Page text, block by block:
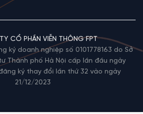
CỔ PHẦN VIỄN THÔNG FPT
ký doanh nghiệp số 0101778163 do Sở
Thành phố Hà Nội cấp lần đầu ngày
ký thay đổi lần thứ 32 vào ngày
21/12/2023